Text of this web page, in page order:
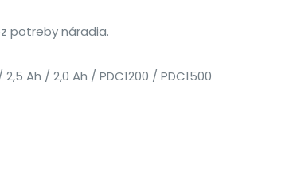
potreby náradia.
Ah / 2,0 Ah / PDC1200 / PDC1500